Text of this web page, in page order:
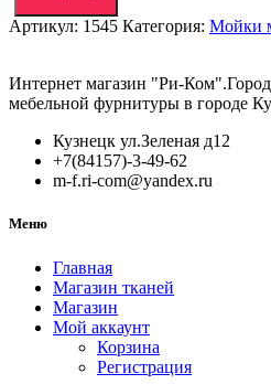
U-
серая
(сливная
(15)
Артикул: 1545 Категория: Мойки
Интернет магазин "Ри-
мебельной фурнитуры в городе
Кузнецк ул.Зеленая д12
+7(84157)-3-49-62
m-f.ri-com@yandex.ru
Меню
Главная
Магазин тканей
Магазин
Мой аккаунт
Корзина
Регистрация